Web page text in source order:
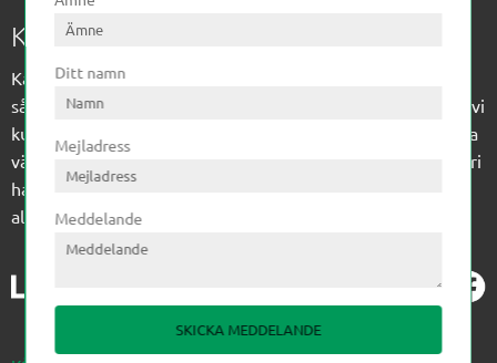
Kagon AB
Kagon har sedan 1972 levererat kompetens till
sågverksindustrin och övrig industri. Till träindustrin tillför vi
kunskap med optimeringslösningar från timmerplanen hela
vägen fram till paketering/emballering och till övrig industri
har vi ett komplement sortiment av teknikprodukter med
allt ifrån slangtillverkning till transmission och lager.
Ditt namn
Mejladress
Meddelande
SKICKA MEDDELANDE